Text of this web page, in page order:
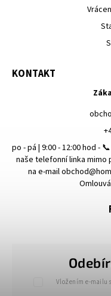
Vložením e-mailu
KONTAKT
po - pá | 9:00 - 12:00 hod -
naše telefonní linka mimo
na e-mail